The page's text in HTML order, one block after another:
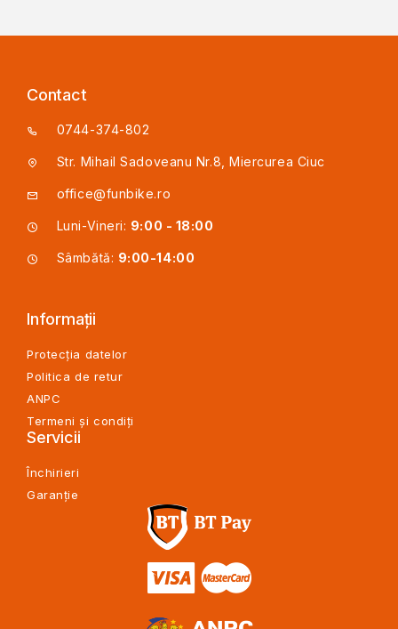
Contact
0744-374-802
Str. Mihail Sadoveanu Nr.8, Miercurea Ciuc
office@funbike.ro
Luni-Vineri: 9:00 - 18:00
Sâmbătă: 9:00-14:00
Informații
Protecția datelor
Politica de retur
ANPC
Termeni și condiți
Servicii
Închirieri
Garanție